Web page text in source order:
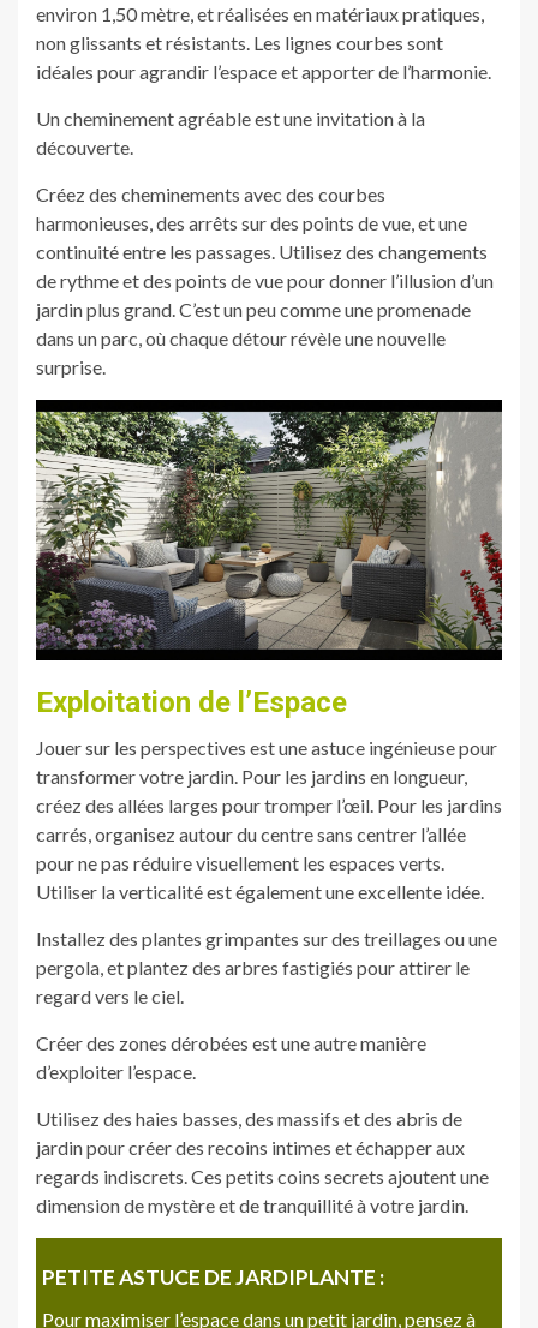
environ 1,50 mètre, et réalisées en matériaux pratiques,
non glissants et résistants. Les lignes courbes sont
idéales pour agrandir l’espace et apporter de l’harmonie.
Un cheminement agréable est une invitation à la
découverte.
Créez des cheminements avec des courbes
harmonieuses, des arrêts sur des points de vue, et une
continuité entre les passages. Utilisez des changements
de rythme et des points de vue pour donner l’illusion d’un
jardin plus grand. C’est un peu comme une promenade
dans un parc, où chaque détour révèle une nouvelle
surprise.
Exploitation de l’Espace
Jouer sur les perspectives est une astuce ingénieuse pour
transformer votre jardin. Pour les jardins en longueur,
créez des allées larges pour tromper l’œil. Pour les jardins
carrés, organisez autour du centre sans centrer l’allée
pour ne pas réduire visuellement les espaces verts.
Utiliser la verticalité est également une excellente idée.
Installez des plantes grimpantes sur des treillages ou une
pergola, et plantez des arbres fastigiés pour attirer le
regard vers le ciel.
Créer des zones dérobées est une autre manière
d’exploiter l’espace.
Utilisez des haies basses, des massifs et des abris de
jardin pour créer des recoins intimes et échapper aux
regards indiscrets. Ces petits coins secrets ajoutent une
dimension de mystère et de tranquillité à votre jardin.
PETITE ASTUCE DE JARDIPLANTE :
Pour maximiser l’espace dans un petit jardin, pensez à